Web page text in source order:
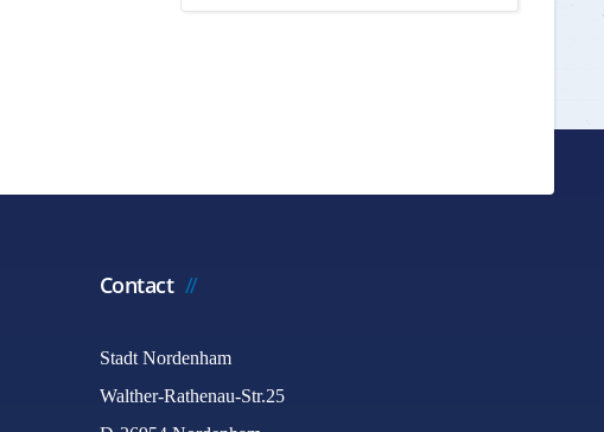
Contact
Stadt Nordenham
Walther-Rathenau-Str.25